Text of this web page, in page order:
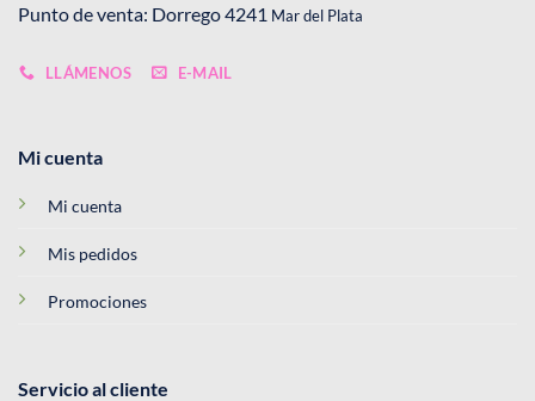
Punto de venta: Dorrego 4241 Mar del Plata
LLÁMENOS E-MAIL
Mi cuenta
Mi cuenta
Mis pedidos
Promociones
Servicio al cliente